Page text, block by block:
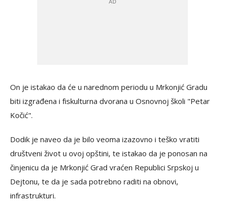
On je istakao da će u narednom periodu u Mrkonjić Gradu
biti izgrađena i fiskulturna dvorana u Osnovnoj školi "Petar
Kočić".
Dodik je naveo da je bilo veoma izazovno i teško vratiti
društveni život u ovoj opštini, te istakao da je ponosan na
činjenicu da je Mrkonjić Grad vraćen Republici Srpskoj u
Dejtonu, te da je sada potrebno raditi na obnovi,
infrastrukturi.